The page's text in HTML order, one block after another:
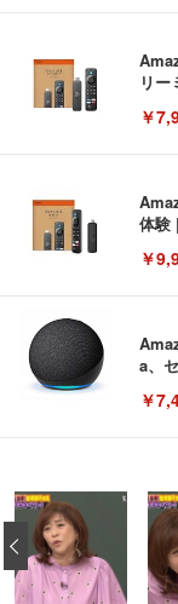
リ
￥
体験
￥
a、
￥
い
キ
ン
(黒
￥
イト
￥
回
￥
‹